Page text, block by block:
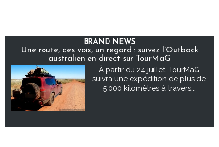
BRAND NEWS
Une route, des voix, un regard : suivez l’Outback
australien en direct sur TourMaG
À partir du 24 juillet, TourMaG
suivra une expédition de plus de
5 000 kilomètres à travers...